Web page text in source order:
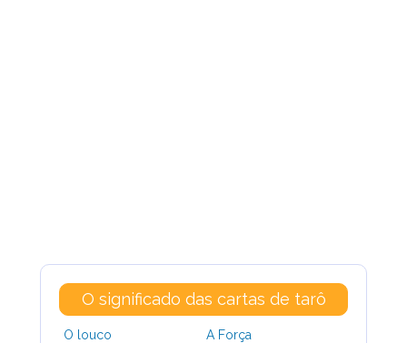
O significado das cartas de tarô
O louco A Força